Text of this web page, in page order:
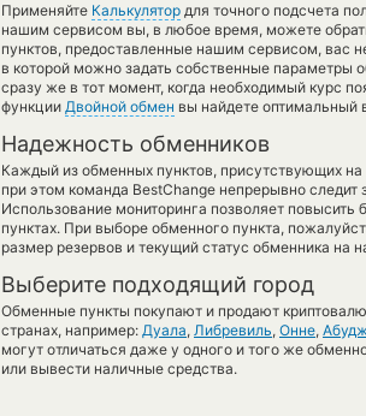
Применяйте Калькулятор для точного подсчета
нашим сервисом вы, в любое время, можете
пунктов, предоставленные нашим сервисом, вас
в которой можно задать собственные параметры
сразу же в тот момент, когда необходимый курс
функции Двойной обмен вы найдете оптимальный
Надежность обменников
Каждый из обменных пунктов, присутствующих
при этом команда BestChange непрерывно
Использование мониторинга позволяет
пунктах. При выборе обменного пункта,
размер резервов и текущий статус обменника на
Выберите подходящий город
Обменные пункты покупают и продают
странах, например: Дуала, Либревиль, Онне,
могут отличаться даже у одного и того же
или вывести наличные средства.